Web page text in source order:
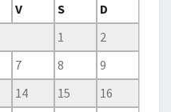
V S
D
1
2
7 8
9
14 15
16